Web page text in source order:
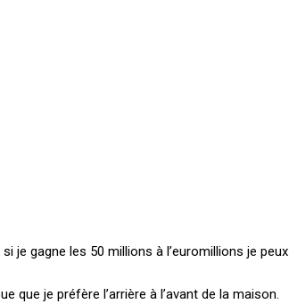
je gagne les 50 millions à l’euromillions je peux
que je préfère l’arrière à l’avant de la maison.